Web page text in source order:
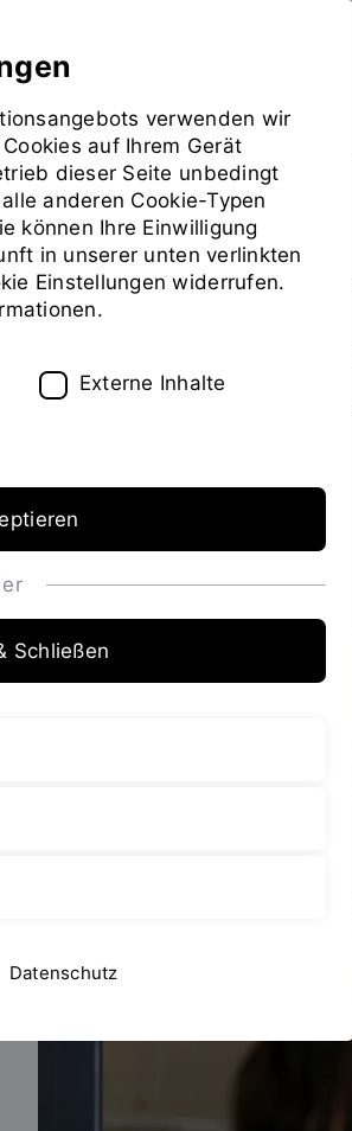
Sie
befinden
sich
auf
der
Seite
"Detailansicht"
Studieren
INHALT
BACHELOR OF ARTS
Soziale Arbeit
Möchten Sie während des
verwenden wir
auf Ihrem Gerät
dieser Seite unbedingt
anderen Cookie-Typen
können Ihre Einwilligung
in unserer unten verlinkten
Einstellungen widerrufen.
Externe Inhalte
Schließen
Datenschutz